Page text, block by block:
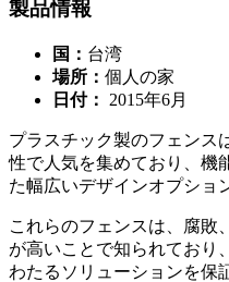
製品情報
国： 台湾
場所： 個人の家
日付：
2015年6月
プラスチック製のフェンス
性で人気を集めており、機
た幅広いデザインオプショ
これらのフェンスは、腐敗
が高いことで知られており
わたるソリューションを保